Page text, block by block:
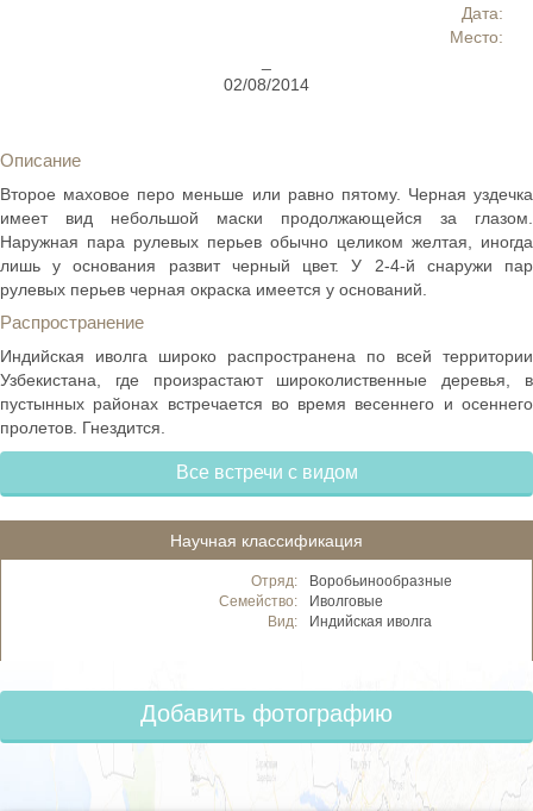
Дата:
Место:
02/08/2014
Описание
Второе маховое перо меньше или равно пятому. Черная уздечка
имеет вид небольшой маски продолжающейся за глазом.
Наружная пара рулевых перьев обычно целиком желтая, иногда
лишь у основания развит черный цвет. У 2-4-й снаружи пар
рулевых перьев черная окраска имеется у оснований.
Распространение
Индийская иволга широко распространена по всей территории
Узбекистана, где произрастают широколиственные деревья, в
пустынных районах встречается во время весеннего и осеннего
пролетов. Гнездится.
Все встречи с видом
Научная классификация
Отряд:
Воробьинообразные
Семейство:
Иволговые
Вид:
Индийская иволга
Добавить фотографию